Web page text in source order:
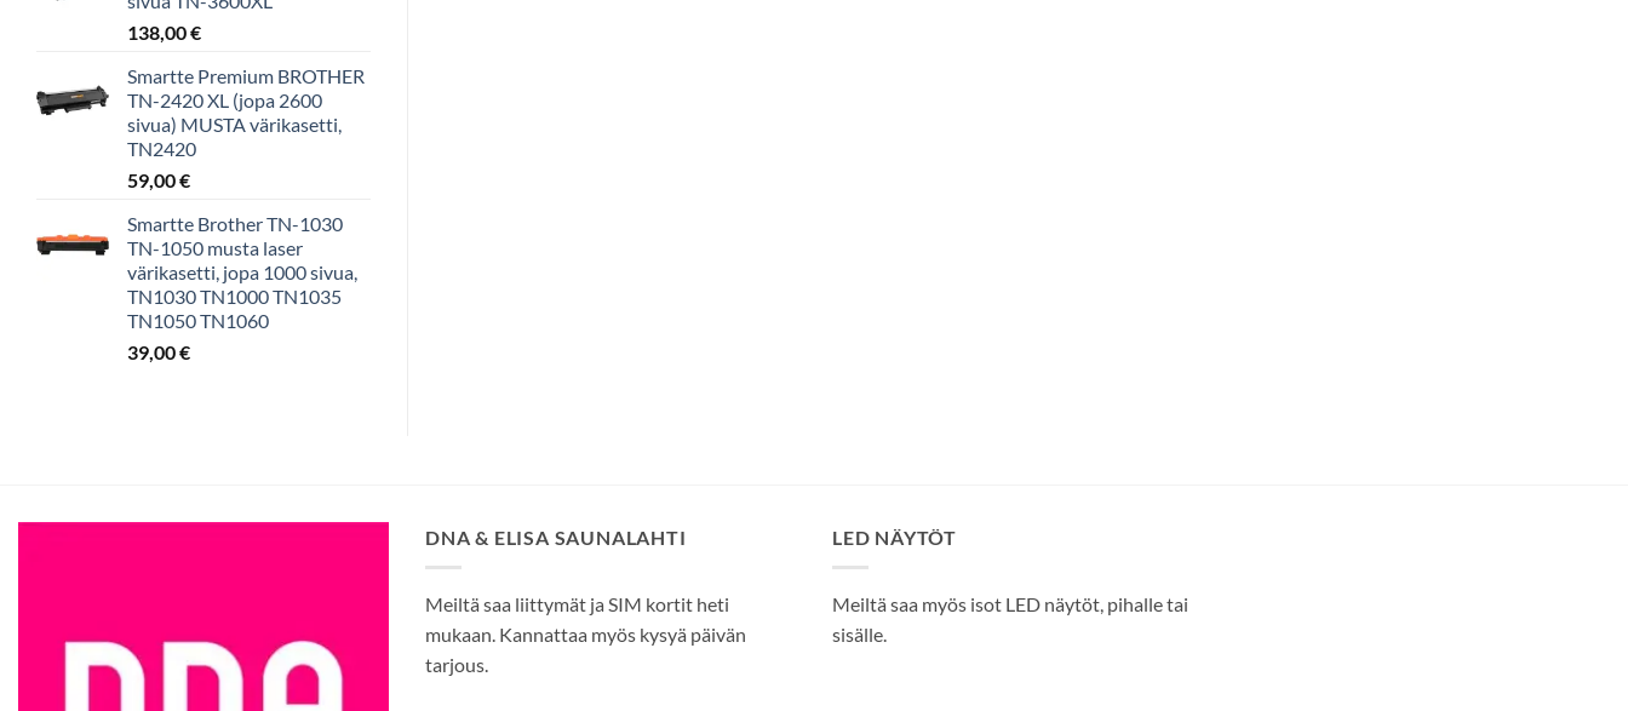
138,00€
Smartte Premium BROTHER
TN-2420 XL (jopa 2600
sivua) MUSTA värikasetti,
TN2420
59,00€
Smartte Brother TN-1030
TN-1050 musta laser
värikasetti, jopa 1000 sivua,
TN1030 TN1000 TN1035
TN1050 TN1060
39,00€
DNA & ELISA SAUNALAHTI
Meiltä saa liittymät ja SIM kortit heti
mukaan. Kannattaa myös kysyä päivän
tarjous.
LED NÄYTÖT
Meiltä saa myös isot LED näytöt, pihalle tai
sisälle.